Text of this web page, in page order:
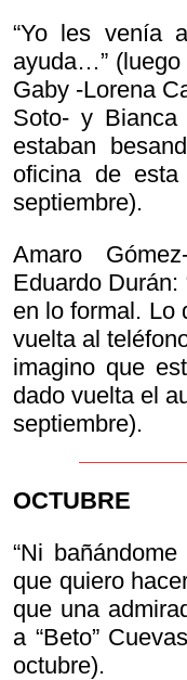
“Yo les venía
ayuda…”
Gaby -Lorena
Soto- y Bianca
estaban
oficina de esta
septiembre).
Amaro
Eduardo Durán:
en lo formal. Lo
vuelta al
imagino que
dado vuelta el
septiembre).
OCTUBRE
“Ni
que quiero
que una
a “Beto”
octubre).